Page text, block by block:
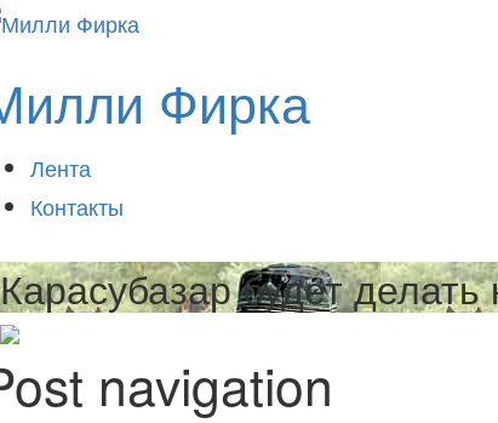
Фирка
Лента
Контакты
Карасубазар будет
navigation